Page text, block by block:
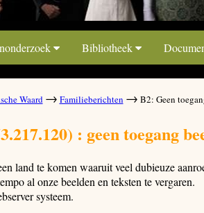
Bibliotheek
Waard → Familieberichten → B2: Geen
: geen toegang
land te komen waaruit veel dubieuze
al onze beelden en teksten te vergaren.
systeem.